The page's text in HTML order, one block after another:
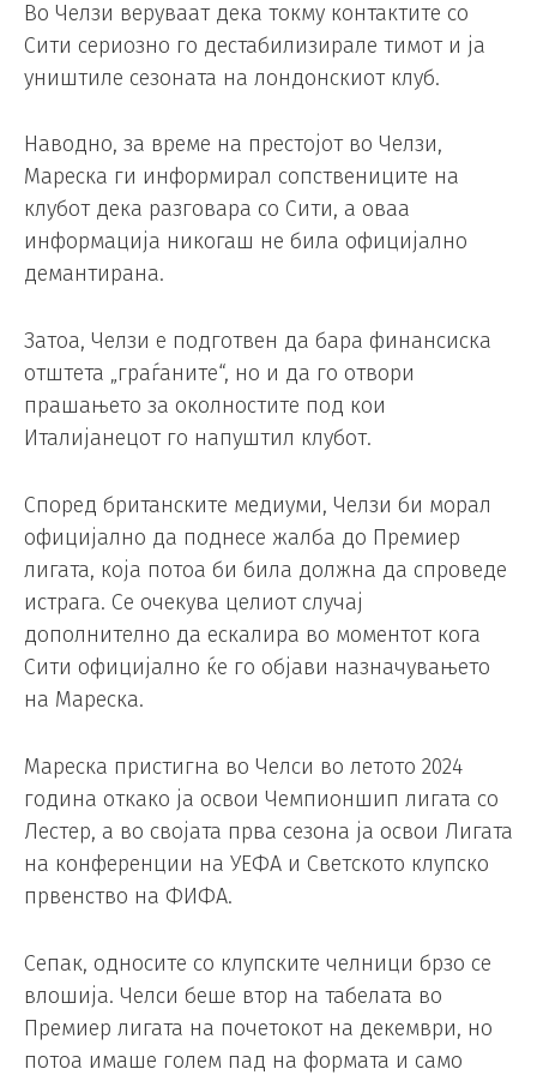
Во Челзи веруваат дека токму контактите со
Сити сериозно го дестабилизирале тимот и ја
уништиле сезоната на лондонскиот клуб.
Наводно, за време на престојот во Челзи,
Мареска ги информирал сопствениците на
клубот дека разговара со Сити, а оваа
информација никогаш не била официјално
демантирана.
Затоа, Челзи е подготвен да бара финансиска
отштета „граѓаните“, но и да го отвори
прашањето за околностите под кои
Италијанецот го напуштил клубот.
Според британските медиуми, Челзи би морал
официјално да поднесе жалба до Премиер
лигата, која потоа би била должна да спроведе
истрага. Се очекува целиот случај
дополнително да ескалира во моментот кога
Сити официјално ќе го објави назначувањето
на Мареска.
Мареска пристигна во Челси во летото 2024
година откако ја освои Чемпионшип лигата со
Лестер, а во својата прва сезона ја освои Лигата
на конференции на УЕФА и Светското клупско
првенство на ФИФА.
Сепак, односите со клупските челници брзо се
влошија. Челси беше втор на табелата во
Премиер лигата на почетокот на декември, но
потоа имаше голем пад на формата и само